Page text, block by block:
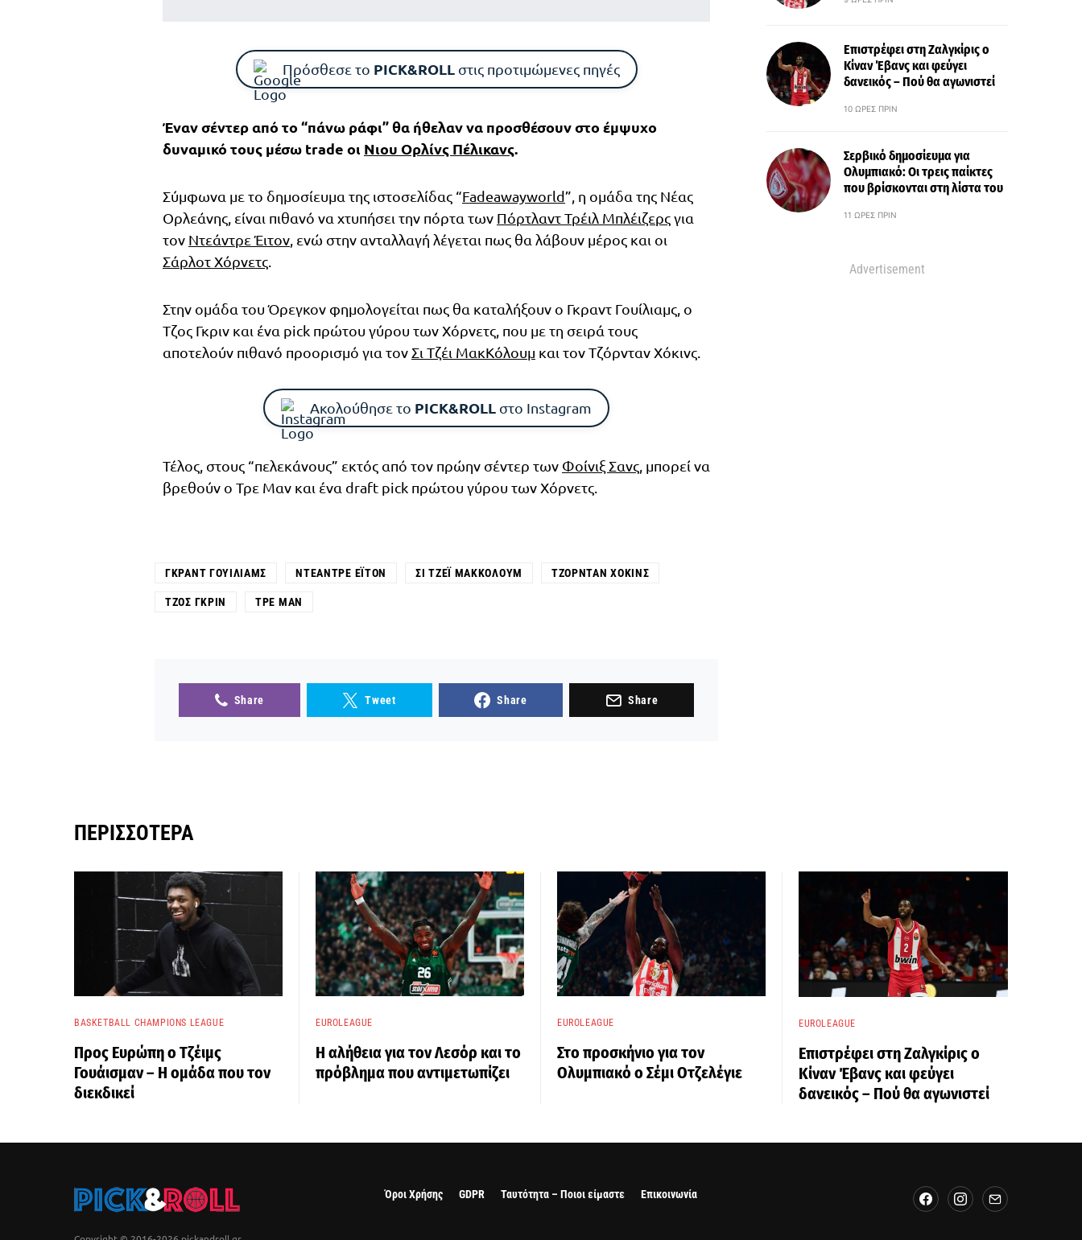
Πρόσθεσε το PICK&ROLLστις προτιμώμενες πηγές
Έναν σέντερ από το “πάνω ράφι” θα ήθελαν να προσθέσουν στο έμψυχο
δυναμικό τους μέσω trade οι Νιου Ορλίνς Πέλικανς.
Σύμφωνα με το δημοσίευμα της ιστοσελίδας “Fadeawayworld”, η ομάδα της Νέας
Ορλεάνης, είναι πιθανό να χτυπήσει την πόρτα των Πόρτλαντ Τρέιλ Μπλέιζερςγια
τον Ντεάντρε Έιτον, ενώ στην ανταλλαγή λέγεται πως θα λάβουν μέρος και οι
Σάρλοτ Χόρνετς.
Στην ομάδα του Όρεγκον φημολογείται πως θα καταλήξουν ο Γκραντ Γουίλιαμς, ο
Τζος Γκριν και ένα pick πρώτου γύρου των Χόρνετς, που με τη σειρά τους
αποτελούν πιθανό προορισμό για τονΣι Τζέι ΜακΚόλουμ και τον Τζόρνταν Χόκινς.
Ακολούθησε το PICK&ROLL στο Instagram
Τέλος, στους “πελεκάνους” εκτός από τον πρώην σέντερ των Φοίνιξ Σανς, μπορεί να
βρεθούν ο Τρε Μαν και ένα draft pick πρώτου γύρου των Χόρνετς.
ΓΚΡΑΝΤ ΓΟΥΊΛΙΑΜΣ ΝΤΕΆΝΤΡΕ ΈΙΤΟΝ ΣΙ ΤΖΈΙ ΜΑΚΚΌΛΟΥΜ ΤΖΌΡΝΤΑΝ ΧΌΚΙΝΣ
ΤΖΟΣ ΓΚΡΙΝ ΤΡΕ ΜΑΝ
Share Tweet Share Share
Επιστρέφει στη Ζαλγκίρις ο
Κίναν Έβανς και φεύγει
δανεικός – Πού θα αγωνιστεί
10 ΏΡΕΣ ΠΡΙΝ
Σερβικό δημοσίευμα για
Ολυμπιακό: Οι τρεις παίκτες
που βρίσκονται στη λίστα του
11 ΏΡΕΣ ΠΡΙΝ
Advertisement
ΠΕΡΙΣΣΌΤΕΡΑ
BASKETBALL CHAMPIONS LEAGUE
Προς Ευρώπη ο Τζέιμς
Γουάισμαν – Η ομάδα που τον
διεκδικεί
EUROLEAGUE
Η αλήθεια για τον Λεσόρ και το
πρόβλημα που αντιμετωπίζει
EUROLEAGUE
Στο προσκήνιο για τον
Ολυμπιακό ο Σέμι Οτζελέγιε
EUROLEAGUE
Επιστρέφει στη Ζαλγκίρις ο
Κίναν Έβανς και φεύγει
δανεικός – Πού θα αγωνιστεί
Όροι Χρήσης GDPR Ταυτότητα – Ποιοι είμαστε Επικοινωνία